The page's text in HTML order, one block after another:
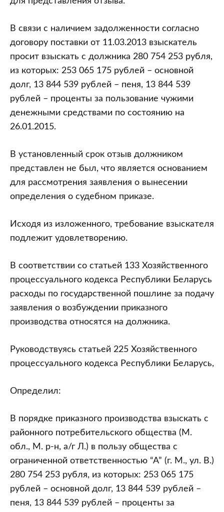
В связи с наличием задолженности согласно
договору поставки от 11.03.2013 взыскатель
просит взыскать с должника 280 754 253 рубля,
из которых: 253 065 175 рублей – основной
долг, 13 844 539 рублей – пеня, 13 844 539
рублей – проценты за пользование чужими
денежными средствами по состоянию на
26.01.2015.
В установленный срок отзыв должником
представлен не был, что является основанием
для рассмотрения заявления о вынесении
определения о судебном приказе.
Исходя из изложенного, требование взыскателя
подлежит удовлетворению.
В соответствии со статьей 133 Хозяйственного
процессуального кодекса Республики Беларусь
расходы по государственной пошлине за подачу
заявления о возбуждении приказного
производства относятся на должника.
Руководствуясь статьей 225 Хозяйственного
процессуального кодекса Республики Беларусь,
Определил:
В порядке приказного производства взыскать с
районного потребительского общества (М.
обл., М. р-н, а/г Л.) в пользу общества с
ограниченной ответственностью “А” (г. М., ул. В.)
280 754 253 рубля, из которых: 253 065 175
рублей – основной долг, 13 844 539 рублей –
пеня, 13 844 539 рублей – проценты за